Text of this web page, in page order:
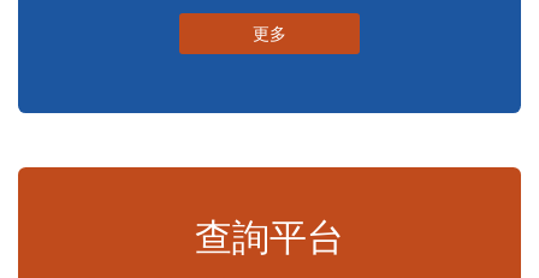
更多
查詢平台